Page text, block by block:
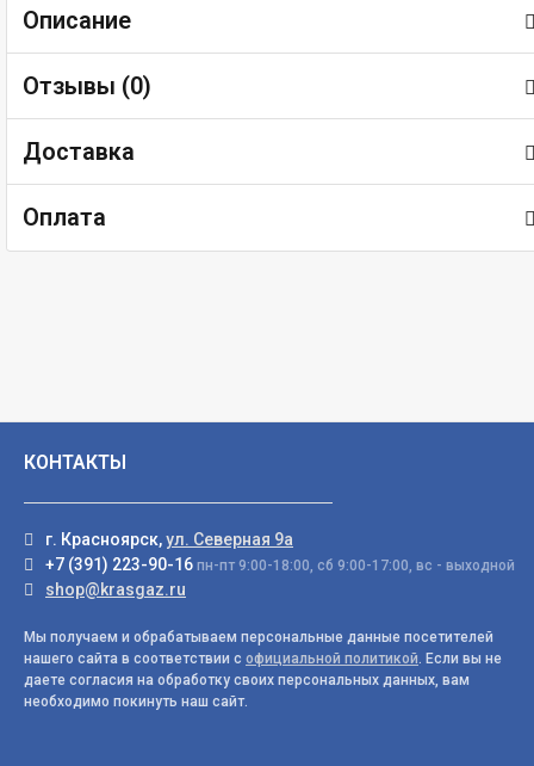
Описание
Отзывы (0)
Доставка
Оплата
КОНТАКТЫ
г. Красноярск,ул. Северная 9а
+7 (391) 223-90-16 пн-пт 9:00-18:00, сб 9:00-17:00, вс - выходной
shop@krasgaz.ru
Мы получаем и обрабатываем персональные данные посетителей
нашего сайта в соответствии с официальной политикой. Если вы не
даете согласия на обработку своих персональных данных, вам
необходимо покинуть наш сайт.